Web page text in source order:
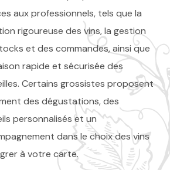
aux professionnels, tels que la
rigoureuse des vins, la gestion
et des commandes, ainsi que
rapide et sécurisée des
Certains grossistes proposent
des dégustations, des
personnalisés et un
dans le choix des vins
à votre carte.